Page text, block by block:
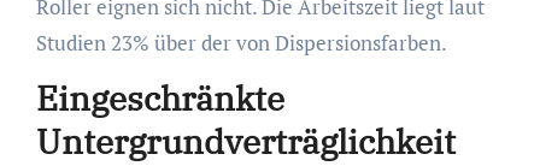
Roller eignen sich nicht. Die Arbeitszeit liegt laut
Studien 23% über der von Dispersionsfarben.
Eingeschränkte
Untergrundverträglichkeit